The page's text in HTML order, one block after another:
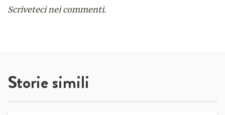
Scriveteci nei commenti.
Storie simili